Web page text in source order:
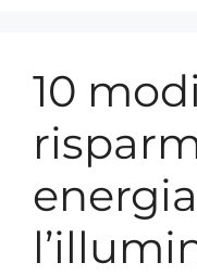
10